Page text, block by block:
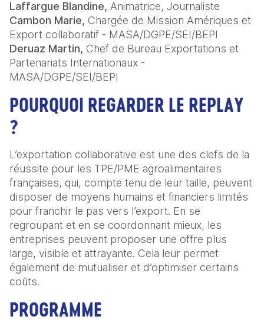
Laffargue Blandine, Animatrice, Journaliste
Cambon Marie, Chargée de Mission Amériques et
Export collaboratif - MASA/DGPE/SEI/BEPI
Deruaz Martin, Chef de Bureau Exportations et
Partenariats Internationaux -
MASA/DGPE/SEI/BEPI
POURQUOI REGARDER LE REPLAY
?
L’exportation collaborative est une des clefs de la
réussite pour les TPE/PME agroalimentaires
françaises, qui, compte tenu de leur taille, peuvent
disposer de moyens humains et financiers limités
pour franchir le pas vers l’export. En se
regroupant et en se coordonnant mieux, les
entreprises peuvent proposer une offre plus
large, visible et attrayante. Cela leur permet
également de mutualiser et d’optimiser certains
coûts.
PROGRAMME